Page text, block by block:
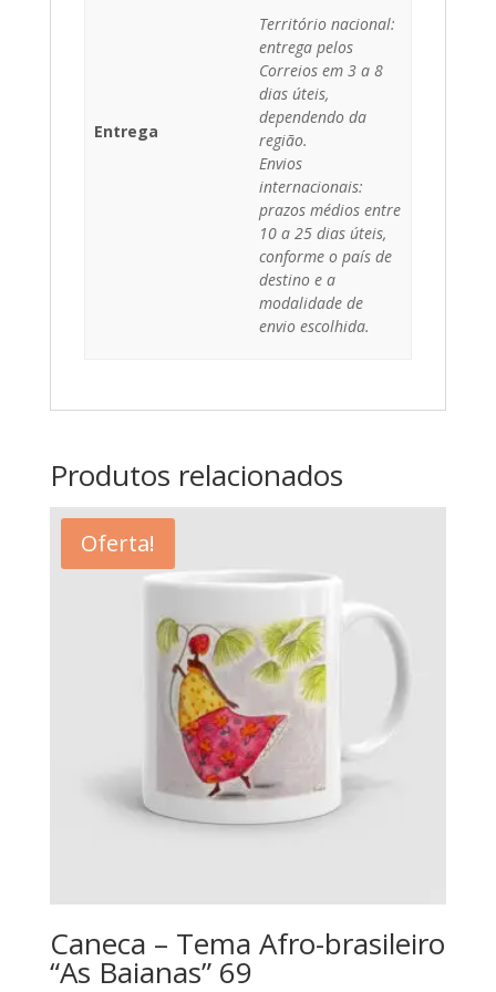
Entrega
Território nacional:
entrega pelos
Correios em 3 a 8
dias úteis,
dependendo da
região.
Envios
internacionais:
prazos médios entre
10 a 25 dias úteis,
conforme o país de
destino e a
modalidade de
envio escolhida.
Produtos relacionados
Oferta!
Caneca – Tema Afro-brasileiro
“As Baianas” 69